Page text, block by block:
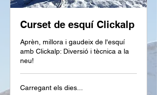
Curset de esquí Clickalp
Aprèn, millora i gaudeix de l'esquí
amb Clickalp: Diversió i tècnica a la
neu!
Carregant els dies...